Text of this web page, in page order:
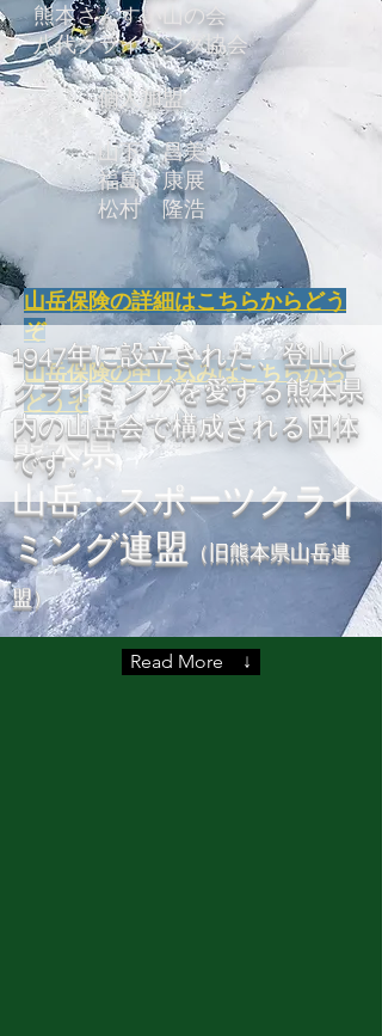
熊本さんすい山の会
八代クライミング協会
個人加盟
山下 昌美
福島 康展
松村 隆浩
​山岳保険の詳細はこちらからどう
ぞ
​山岳保険の申し込みはこちらから
どうぞ
熊本県
山岳・スポーツクライ
ミング連盟 （旧熊本県山岳連
盟）
1947年に設立された、登山と
クライミングを愛する熊本県
内の山岳会で構成される団体
です。
Read More ↓